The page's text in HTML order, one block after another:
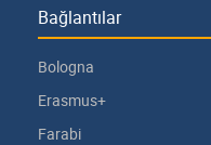
Bağlantılar
Bologna
Erasmus+
Farabi